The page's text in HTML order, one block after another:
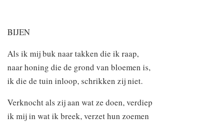
BIJEN
Als ik mij buk naar takken die ik raap,
naar honing die de grond van bloemen is,
ik die de tuin inloop, schrikken zij niet.
Verknocht als zij aan wat ze doen, verdiep
ik mij in wat ik breek, verzet hun zoemen